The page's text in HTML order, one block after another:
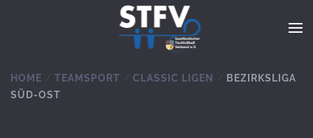
Zum Hauptinhalt springen
HOME TEAMSPORT CLASSIC LIGEN
BEZIRKSLIGA
SÜD-OST